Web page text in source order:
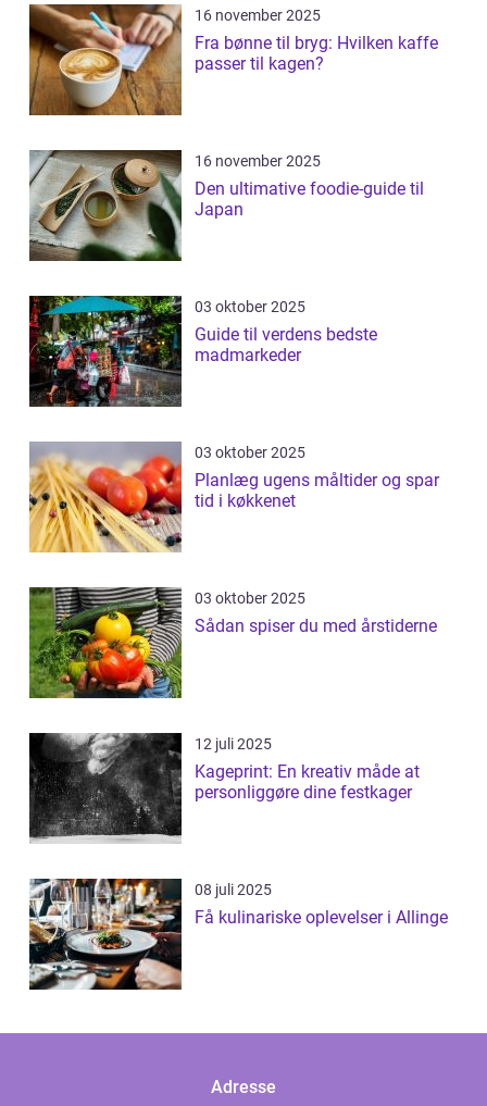
16 november 2025
Fra bønne til bryg: Hvilken kaffe
passer til kagen?
16 november 2025
Den ultimative foodie-guide til
Japan
03 oktober 2025
Guide til verdens bedste
madmarkeder
03 oktober 2025
Planlæg ugens måltider og spar
tid i køkkenet
03 oktober 2025
Sådan spiser du med årstiderne
12 juli 2025
Kageprint: En kreativ måde at
personliggøre dine festkager
08 juli 2025
Få kulinariske oplevelser i Allinge
Adresse